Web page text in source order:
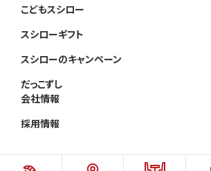
こどもスシロー
スシローギフト
スシローのキャンペーン
だっこずし
会社情報
採用情報